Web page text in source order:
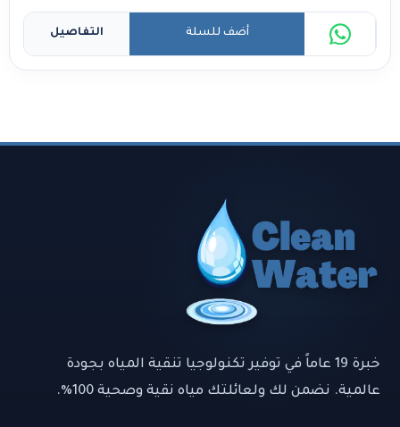
التفاصيل أضف للسلة
خبرة 19 عاماً في توفير تكنولوجيا تنقية المياه بجودة
عالمية. نضمن لك ولعائلتك مياه نقية وصحية 100%.